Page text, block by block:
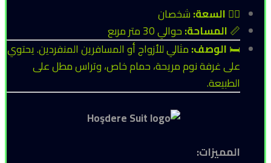
🧍‍♂️السعة:شخصان
📏المساحة:حوالي 30 متر مربع
🛏الوصف:مثالي للأزواج أو المسافرين المنفردين. يحتوي
على غرفة نوم مريحة، حمام خاص، وتراس مطل على
الطبيعة.
المميزات: